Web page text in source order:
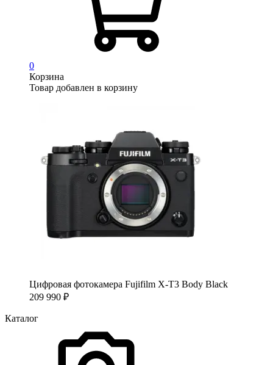
0
Корзина
Товар добавлен в корзину
Цифровая фотокамера Fujifilm X-T3 Body Black
209 990 ₽
Каталог